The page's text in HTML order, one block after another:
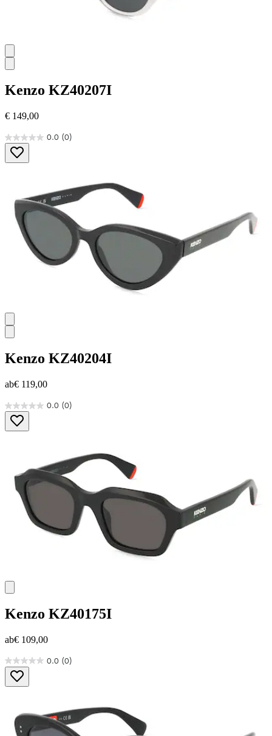
Kenzo KZ40207I
€ 149,00
0.0 (0)
0.0
von
5
Kenzo KZ40204I
ab€ 119,00
0.0 (0)
0.0
von
5
Kenzo KZ40175I
ab€ 109,00
0.0 (0)
0.0
von
5